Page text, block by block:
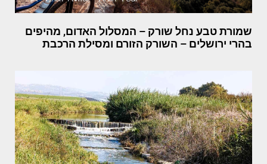
שמורת טבע נחל שורק – המסלול האדום, מהיפים
בהרי ירושלים – השורק הזורם ומסילת הרכבת